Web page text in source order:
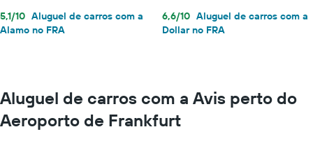
5,1/10 Aluguel de carros com a
Alamo no FRA
6,6/10 Aluguel de carros com a
Dollar no FRA
Aluguel de carros com a Avis perto do
Aeroporto de Frankfurt